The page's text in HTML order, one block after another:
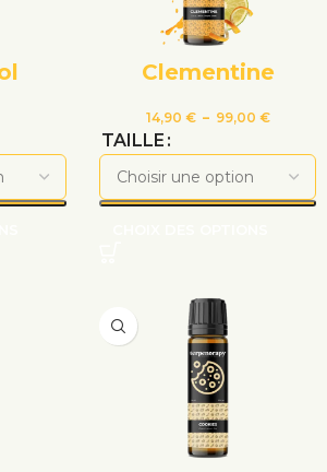
Clementine
14,90 € – 99,00 €
TAILLE